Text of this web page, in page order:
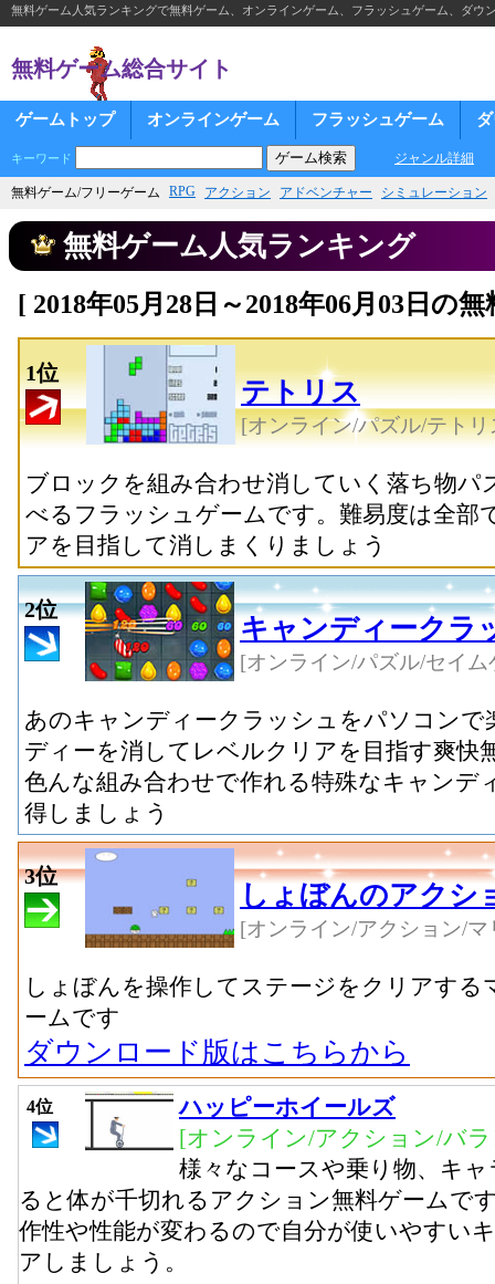
無料ゲーム人気ランキングで無料ゲーム、オンラインゲーム、フラッシュゲーム、ダウ
無料ゲーム総合サイト
ゲームトップ オンラインゲーム フラッシュゲーム
キーワード ジャンル詳細
無料ゲーム/フリーゲーム RPG アクション アドベンチャー シミュレーション
無料ゲーム人気ランキング
[ 2018年05月28日～2018年06月03日の
1位
テトリス
[オンライン/パズル/テトリ
ブロックを組み合わせ消していく落ち物パ
べるフラッシュゲームです。難易度は全部
アを目指して消しまくりましょう
2位
キャンディークラ
[オンライン/パズル/セイム
あのキャンディークラッシュをパソコンで
ディーを消してレベルクリアを目指す爽快
色んな組み合わせで作れる特殊なキャンデ
得しましょう
3位
しょぼんのアクシ
[オンライン/アクション/マ
しょぼんを操作してステージをクリアす
ームです
ダウンロード版はこちらから
4位
ハッピーホイールズ
[オンライン/アクション/バ
様々なコースや乗り物、キ
ると体が千切れるアクション無料ゲームで
作性や性能が変わるので自分が使いやすい
アしましょう。